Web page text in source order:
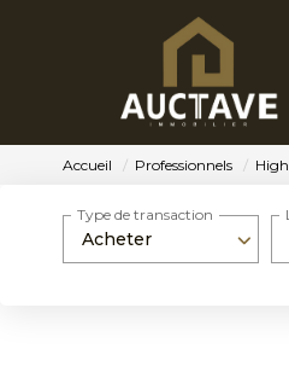
Accueil Professionnels
Acheter
Type de transaction